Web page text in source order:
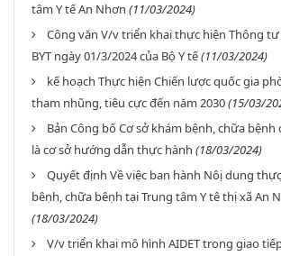
tâm Y tế An Nhơn (11/03/2024)
Công văn V/v triển khai thực hiện Thông tư
BYT ngày 01/3/2024 của Bộ Y tế(11/03/2024)
kế hoạch Thực hiện Chiến lược quốc gia
tham nhũng, tiêu cực đến năm 2030(15/03/
Bản Công bố Cơ sở khám bệnh, chữa bệnh
là cơ sở hướng dẫn thực hành (18/03/2024)
Quyết định Về việc ban hành Nôị dung
bêṇh, chữa bêṇh tại Trung tâm Y tê thị xã An
(18/03/2024)
V/v triển khai mô hình AIDET trong giao